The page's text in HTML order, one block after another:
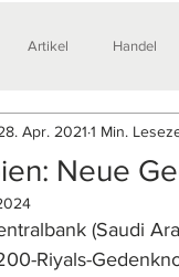
Artikel Handel
Ausstellungen
Neue
Apr. 2021 1 Min.
(Saudi
Riyals-